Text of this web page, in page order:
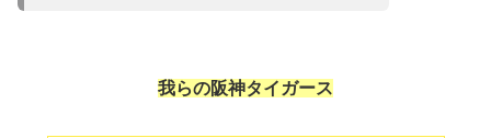
我らの阪神タイガース